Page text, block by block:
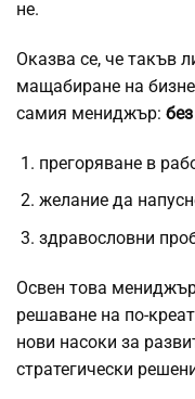
не.
Оказва се, че такъв
мащабиране на
самия мениджър:
прегоряване в
желание да
здравословни
Освен това
решаване на по-
нови насоки за
стратегически